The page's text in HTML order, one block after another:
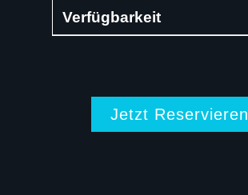
Verfügbarkeit
Jetzt Reservieren